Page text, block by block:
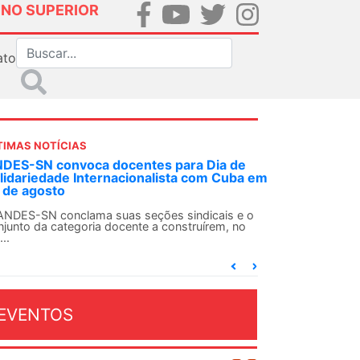
SUPERIOR
NOTÍCIAS
decisão inédita, Justiça Federal condena
agente da ditadura por estupro
uma decisão considerada histórica, a 2ª Vara
Criminal do Rio de Janeiro condenou o...
2026